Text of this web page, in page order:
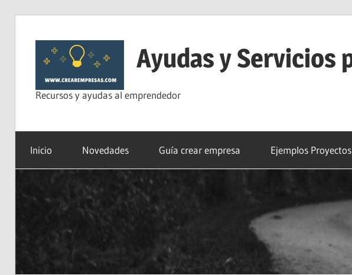
contenido
Ayudas y Servicios
Recursos y ayudas al emprendedor
Inicio Novedades Guía crear empresa Ejemplos Proyectos